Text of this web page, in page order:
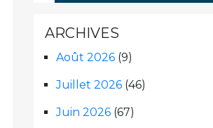
ARCHIVES
Août 2026 (9)
Juillet 2026 (46)
Juin 2026 (67)